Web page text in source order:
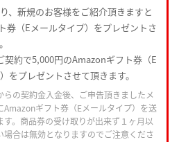
、新規のお客様をご紹介頂きますと
券（Eメールタイプ）をプレゼントさ
契約で5,000円のAmazonギフト券（E
をプレゼントさせて頂きます。
らの契約金入金後、ご申告頂きましたメ
Amazonギフト券（Eメールタイプ）を送
す。商品券の受け取りが出来ず１ヶ月以
場合は無効となりますのでご注意くださ